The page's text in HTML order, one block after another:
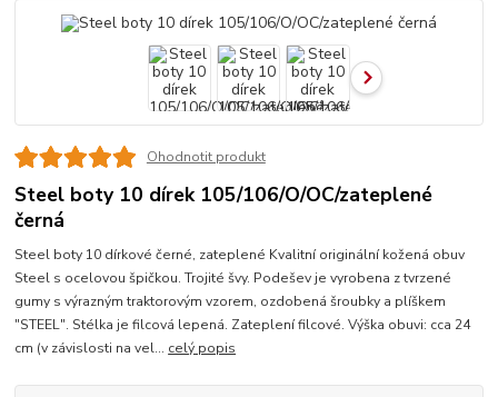
Ohodnotit produkt
Steel boty 10 dírek 105/106/O/OC/zateplené
černá
Steel boty 10 dírkové černé, zateplené Kvalitní originální kožená obuv
Steel s ocelovou špičkou. Trojité švy. Podešev je vyrobena z tvrzené
gumy s výrazným traktorovým vzorem, ozdobená šroubky a plíškem
"STEEL". Stélka je filcová lepená. Zateplení filcové. Výška obuvi: cca 24
cm (v závislosti na vel... celý popis